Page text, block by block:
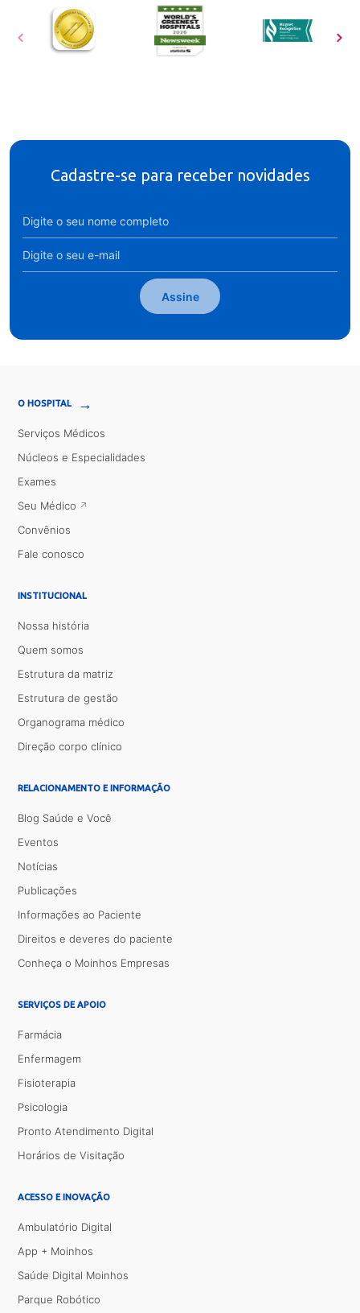
Cadastre-se para receber novidades
Assine
O HOSPITAL →
Serviços Médicos
Núcleos e Especialidades
Exames
Seu Médico
Convênios
Fale conosco
INSTITUCIONAL
Nossa história
Quem somos
Estrutura da matriz
Estrutura de gestão
Organograma médico
Direção corpo clínico
RELACIONAMENTO E INFORMAÇÃO
Blog Saúde e Você
Eventos
Notícias
Publicações
Informações ao Paciente
Direitos e deveres do paciente
Conheça o Moinhos Empresas
SERVIÇOS DE APOIO
Farmácia
Enfermagem
Fisioterapia
Psicologia
Pronto Atendimento Digital
Horários de Visitação
ACESSO E INOVAÇÃO
Ambulatório Digital
App + Moinhos
Saúde Digital Moinhos
Parque Robótico